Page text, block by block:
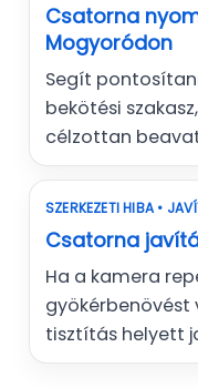
Csatorna
Mogyoródon
Segít
bekötési
célzottan
SZERKEZETI HIBA •
Csatorna
Ha a kamera
tisztítás helyett